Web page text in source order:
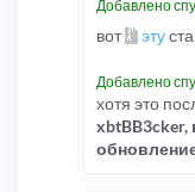
путь к
/
будет
Вместо
или
будет
Добавлено
вот эту
Добавлено
хотя это
xbtBB3cker,